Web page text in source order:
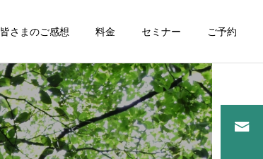
皆さまのご感想 料金 セミナー ご予約